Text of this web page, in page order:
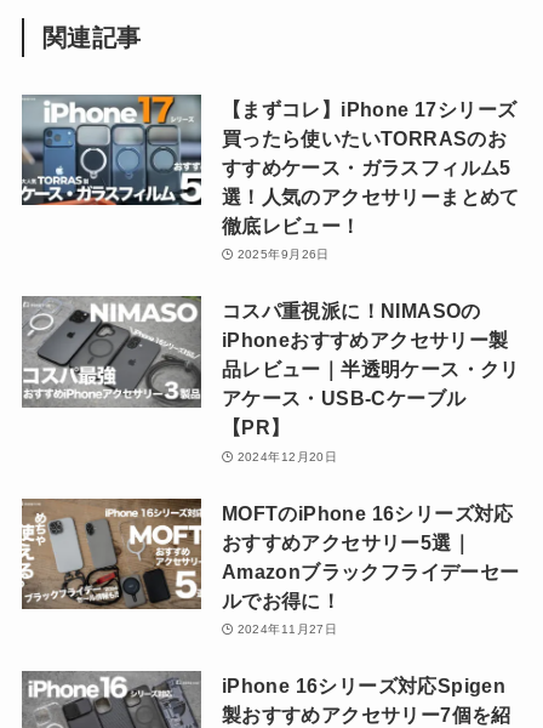
関連記事
【まずコレ】iPhone 17シリーズ
買ったら使いたいTORRASのお
すすめケース・ガラスフィルム5
選！人気のアクセサリーまとめて
徹底レビュー！
2025年9月26日
コスパ重視派に！NIMASOの
iPhoneおすすめアクセサリー製
品レビュー｜半透明ケース・クリ
アケース・USB-Cケーブル
【PR】
2024年12月20日
MOFTのiPhone 16シリーズ対応
おすすめアクセサリー5選｜
Amazonブラックフライデーセー
ルでお得に！
2024年11月27日
iPhone 16シリーズ対応Spigen
製おすすめアクセサリー7個を紹